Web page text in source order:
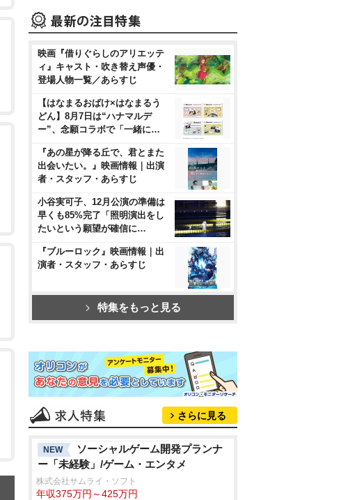
映画『借りぐらしのアリエッテ
ィ』キャスト・吹き替え声優・
登場人物一覧／あらすじ
【はなまるおばけ×はなまるう
どん】8月7日は“ハナマルデ
ー”、念願コラボで「一緒に…
『あの星が降る丘で、君とまた
出会いたい。』映画情報｜出演
者・スタッフ・あらすじ
小谷実可子、12月公演の準備は
早くも85%完了「照明演出をし
たいという願望が確信に…
『ブルーロック』映画情報｜出
演者・スタッフ・あらすじ
特集をもっと見る
さらに見る
NEW
ソーシャルゲーム開発プランナ
ー「未経験」/ゲーム・エンタメ
株式会社サムライ・ソフト
年収375万円～425万円